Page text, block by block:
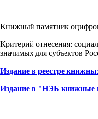
Книжный памятник
Критерий отнесения:
значимых для субъектов
Издание в реестре
Издание в "НЭБ книжные